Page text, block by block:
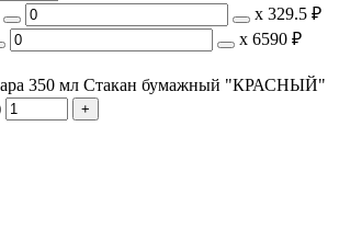
х 329.5 ₽
х 6590 ₽
350 мл Стакан бумажный "КРАСНЫЙ"